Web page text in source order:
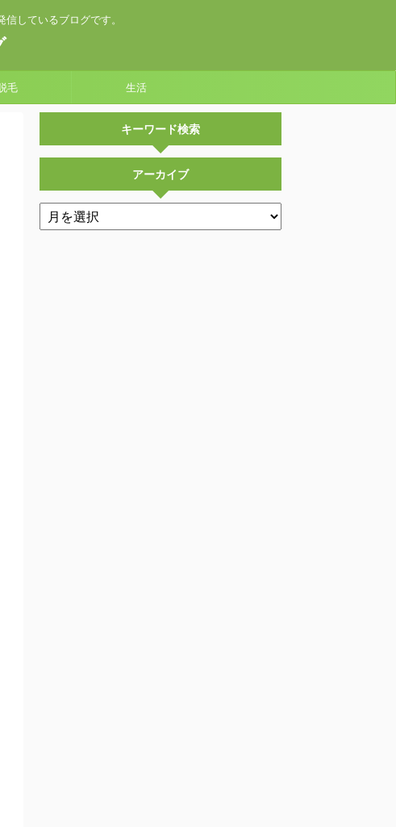
しているブログです。
毛 生活
キーワード検索
アーカイブ